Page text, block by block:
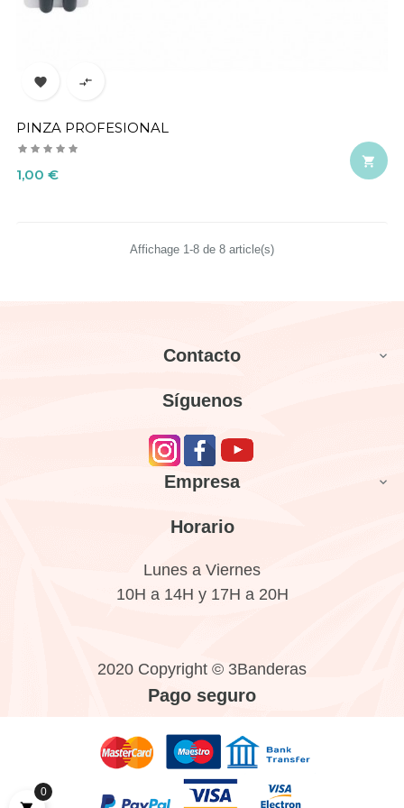
 
PINZA PROFESIONAL
Precio
1,00 €

Affichage 1-8 de 8 article(s)
Contacto 
Síguenos
Empresa 
Horario
Lunes a Viernes
10H a 14H y 17H a 20H
2020 Copyright © 3Banderas
Pago seguro
0